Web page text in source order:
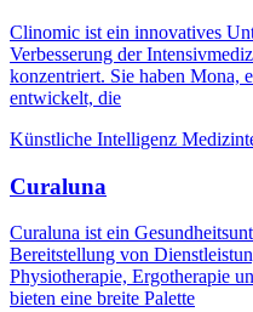
Clinomic ist ein innovatives
Verbesserung der
konzentriert. Sie haben Mona,
entwickelt, die
Künstliche Intelligenz
Curaluna
Curaluna ist ein
Bereitstellung von
Physiotherapie, Ergotherapie
bieten eine breite Palette